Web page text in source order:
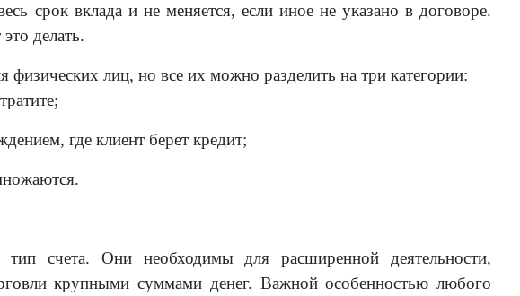
срок вклада и не меняется, если иное не указано в договоре.
делать.
лиц, но все их можно разделить на три категории:
где клиент берет кредит;
счета. Они необходимы для расширенной деятельности,
крупными суммами денег. Важной особенностью любого